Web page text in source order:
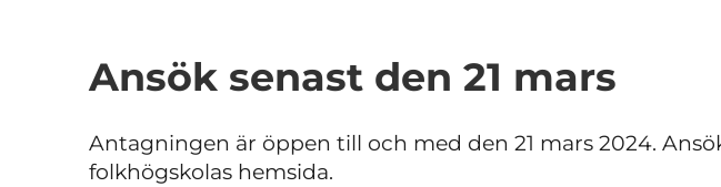
Ansök senast den 21 mars
Antagningen är öppen till och med den 21 mars 2024.
folkhögskolas hemsida.